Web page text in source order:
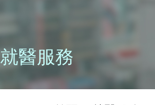
就醫服務